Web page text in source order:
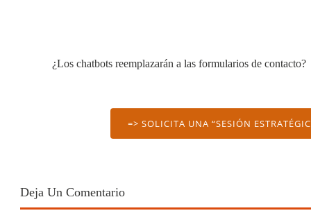
¿Los chatbots reemplazarán a las formularios de contacto?
=> SOLICITA UNA “SESIÓN
Deja Un Comentario